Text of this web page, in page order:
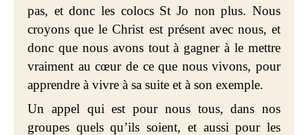
pas, et donc les colocs St Jo non plus. Nous
croyons que le Christ est présent avec nous, et
donc que nous avons tout à gagner à le mettre
vraiment au cœur de ce que nous vivons, pour
apprendre à vivre à sa suite et à son exemple.
Un appel qui est pour nous tous, dans nos
groupes quels qu’ils soient, et aussi pour les